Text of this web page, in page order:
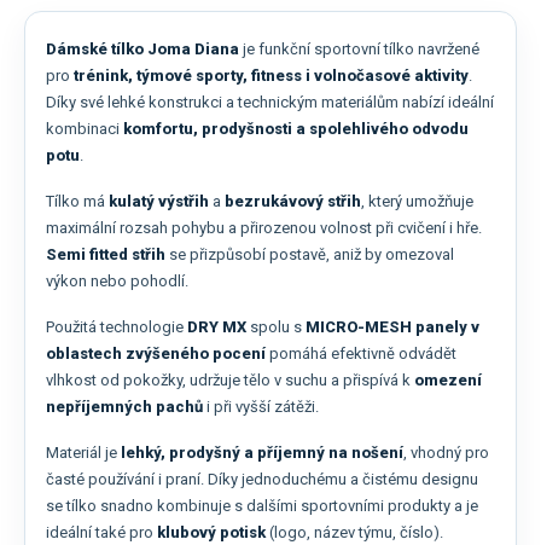
Dámské tílko Joma Diana je funkční sportovní tílko navržené
pro trénink, týmové sporty, fitness i volnočasové aktivity.
Díky své lehké konstrukci a technickým materiálům nabízí ideální
kombinaci komfortu, prodyšnosti a spolehlivého odvodu
potu.
Tílko má kulatý výstřih a bezrukávový střih, který umožňuje
maximální rozsah pohybu a přirozenou volnost při cvičení i hře.
Semi fitted střih se přizpůsobí postavě, aniž by omezoval
výkon nebo pohodlí.
Použitá technologie DRY MX spolu s MICRO-MESH panely v
oblastech zvýšeného pocení pomáhá efektivně odvádět
vlhkost od pokožky, udržuje tělo v suchu a přispívá k omezení
nepříjemných pachů i při vyšší zátěži.
Materiál je lehký, prodyšný a příjemný na nošení, vhodný pro
časté používání i praní. Díky jednoduchému a čistému designu
se tílko snadno kombinuje s dalšími sportovními produkty a je
ideální také pro klubový potisk(logo, název týmu, číslo).